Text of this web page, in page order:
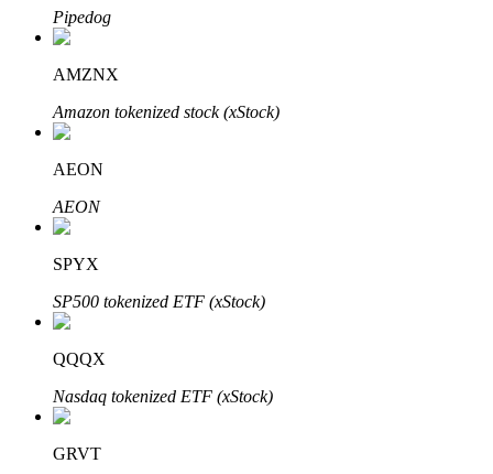
Raih keuntungan jangka panjang dan kepentingan fleksibel
Pelajari Staking
Pelajari tentang mendapatkan penghasilan pasif
Pipedog
AMZNX
Amazon tokenized stock (xStock)
AEON
AEON
SPYX
SP500 tokenized ETF (xStock)
QQQX
Nasdaq tokenized ETF (xStock)
GRVT